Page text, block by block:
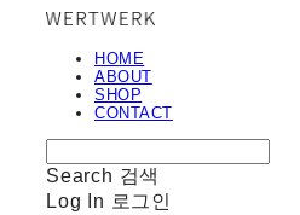
HOME
ABOUT
SHOP
CONTACT
Search 검색
Log In 로그인